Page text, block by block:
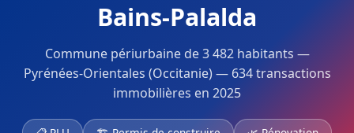
Bains-Palalda
Commune périurbaine de 3 482 habitants —
Pyrénées-Orientales (Occitanie) — 634 transactions
immobilières en 2025